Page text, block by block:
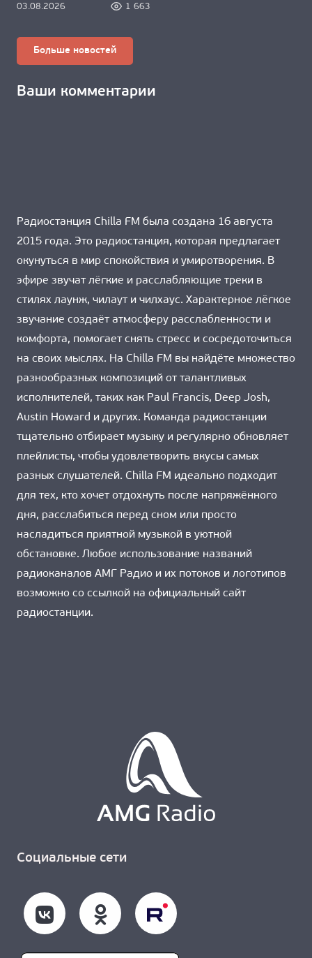
03.08.2026 1 663
Больше новостей
Ваши комментарии
Радиостанция Chilla FM была создана 16 августа
2015 года. Это радиостанция, которая предлагает
окунуться в мир спокойствия и умиротворения. В
эфире звучат лёгкие и расслабляющие треки в
стилях лаунж, чилаут и чилхаус. Характерное лёгкое
звучание создаёт атмосферу расслабленности и
комфорта, помогает снять стресс и сосредоточиться
на своих мыслях. На Chilla FM вы найдёте множество
разнообразных композиций от талантливых
исполнителей, таких как Paul Francis, Deep Josh,
Austin Howard и других. Команда радиостанции
тщательно отбирает музыку и регулярно обновляет
плейлисты, чтобы удовлетворить вкусы самых
разных слушателей. Chilla FM идеально подходит
для тех, кто хочет отдохнуть после напряжённого
дня, расслабиться перед сном или просто
насладиться приятной музыкой в уютной
обстановке. Любое использование названий
радиоканалов АМГ Радио и их потоков и логотипов
возможно со ссылкой на официальный сайт
радиостанции.
Социальные сети